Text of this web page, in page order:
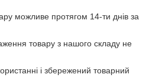
можливе протягом 14-ти днів за
товару з нашого складу не
і збережений товарний